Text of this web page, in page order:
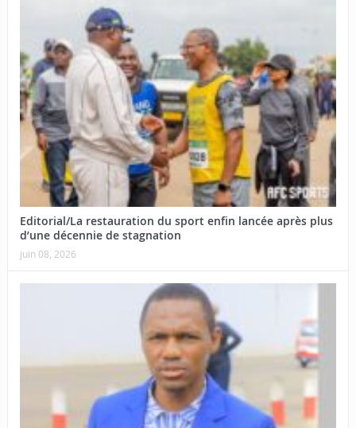
Editorial/La restauration du sport enfin lancée après plus
d’une décennie de stagnation
juin 08, 2026